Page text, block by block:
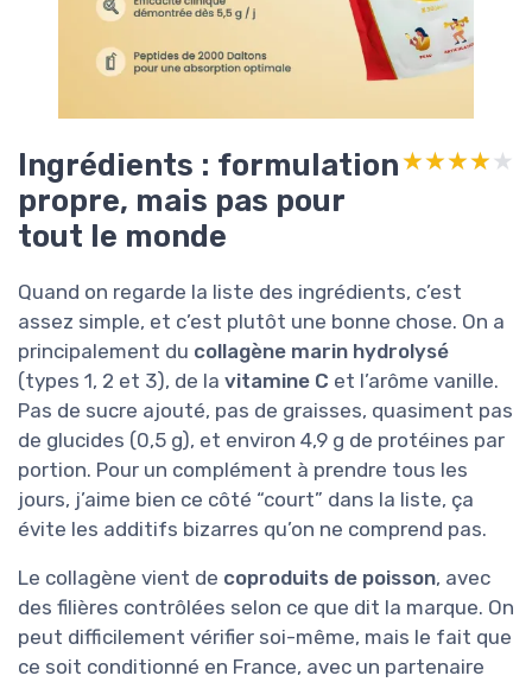
Ingrédients : formulation
propre, mais pas pour
tout le monde
★★★★★
★★★★★
Quand on regarde la liste des ingrédients, c’est
assez simple, et c’est plutôt une bonne chose. On a
principalement du collagène marin hydrolysé
(types 1, 2 et 3), de la vitamine C et l’arôme vanille.
Pas de sucre ajouté, pas de graisses, quasiment pas
de glucides (0,5 g), et environ 4,9 g de protéines par
portion. Pour un complément à prendre tous les
jours, j’aime bien ce côté “court” dans la liste, ça
évite les additifs bizarres qu’on ne comprend pas.
Le collagène vient de coproduits de poisson, avec
des filières contrôlées selon ce que dit la marque. On
peut difficilement vérifier soi-même, mais le fait que
ce soit conditionné en France, avec un partenaire